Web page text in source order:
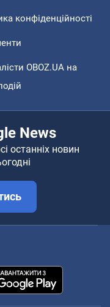
конфіденційності
OBOZ.UA на
News
останніх новин